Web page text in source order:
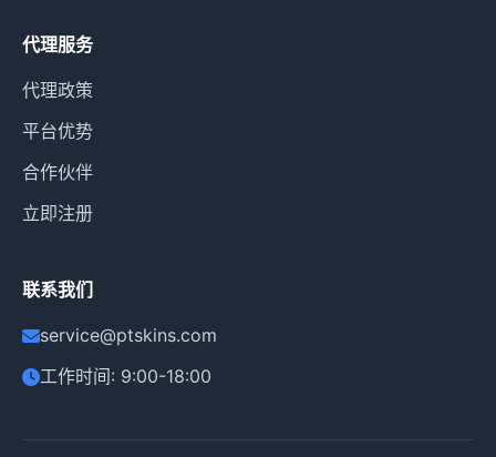
代理服务
代理政策
平台优势
合作伙伴
立即注册
联系我们
service@ptskins.com
工作时间: 9:00-18:00